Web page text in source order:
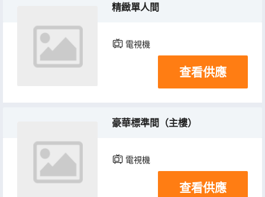
精緻單人間
電視機
查看供應
豪華標準間（主樓）
電視機
查看供應